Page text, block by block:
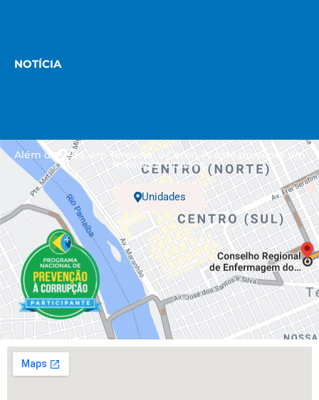
NOTÍCIA
Além da sede, em Teresina, o Coren-PI está presente em
mais sete cidades.
Unidades